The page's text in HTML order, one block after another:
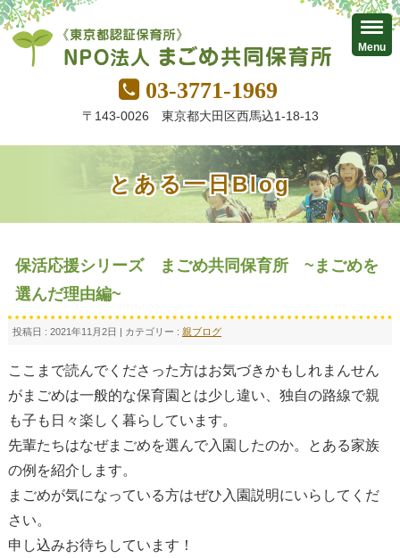
03-3771-1969
〒143-0026 東京都大田区西馬込1-18-13
とある一日Blog
保活応援シリーズ まごめ共同保育所 ~まごめを
選んだ理由編~
投稿日 : 2021年11月2日 | カテゴリー : 親ブログ
ここまで読んでくださった方はお気づきかもしれまんせん
がまごめは一般的な保育園とは少し違い、独自の路線で親
も子も日々楽しく暮らしています。
先輩たちはなぜまごめを選んで入園したのか。とある家族
の例を紹介します。
まごめが気になっている方はぜひ入園説明にいらしてくだ
さい。
申し込みお待ちしています！
Menu